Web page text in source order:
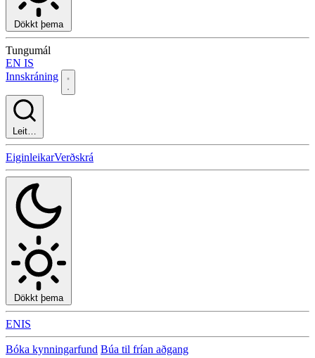
Dökkt þema
Tungumál
EN IS
Innskráning
Leit…
EiginleikarVerðskrá
Dökkt þema
ENIS
Bóka kynningarfund Búa til frían aðgang